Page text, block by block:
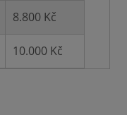
8.800 Kč
10.000 Kč